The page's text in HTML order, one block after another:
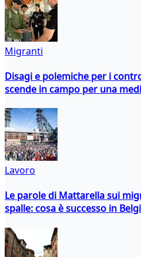
Migranti
Disagi e polemiche per i
scende in campo per una
Lavoro
Le parole di Mattarella sui
spalle: cosa è successo in